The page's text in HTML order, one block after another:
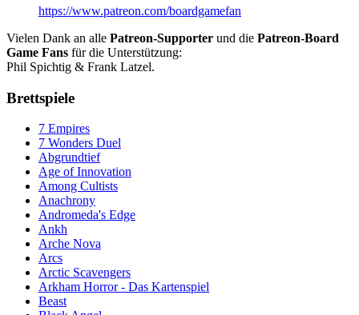
https://www.patreon.com/boardgamefan
Vielen Dank an alle Patreon-Supporter und die Patreon-Board
Game Fans für die Unterstützung:
Phil Spichtig & Frank Latzel.
Brettspiele
7 Empires
7 Wonders Duel
Abgrundtief
Age of Innovation
Among Cultists
Anachrony
Andromeda's Edge
Ankh
Arche Nova
Arcs
Arctic Scavengers
Arkham Horror - Das Kartenspiel
Beast